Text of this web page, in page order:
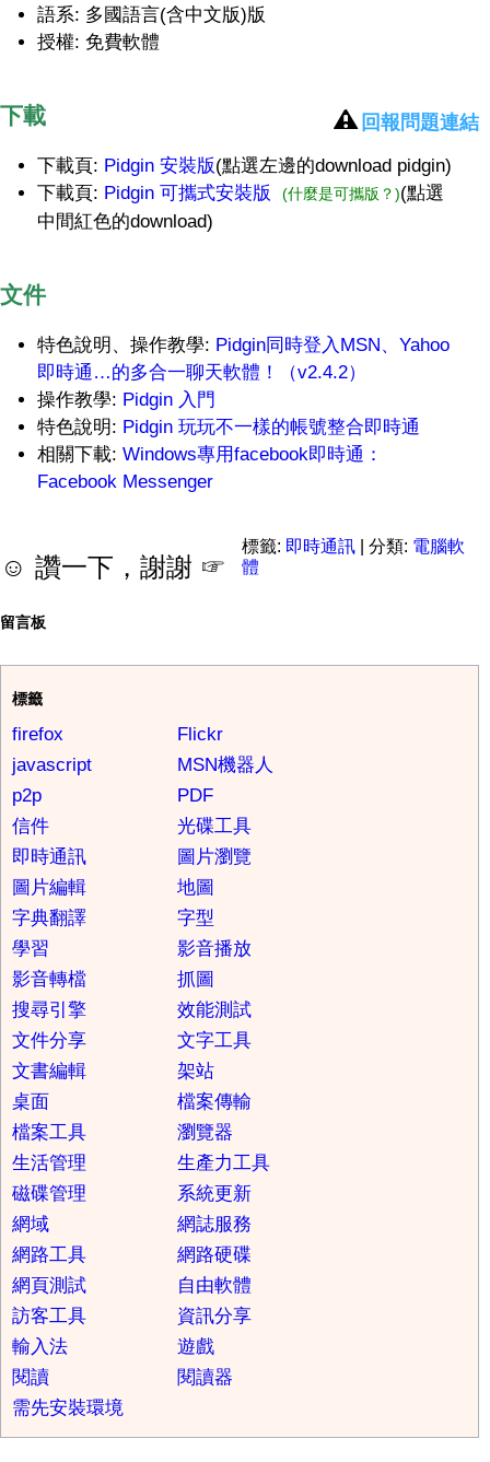
語系: 多國語言(含中文版)版
授權: 免費軟體
回報問題連結
下載
下載頁: Pidgin 安裝版(點選左邊的download pidgin)
下載頁: Pidgin 可攜式安裝版 (什麼是可攜版？)(點選
中間紅色的download)
文件
特色說明、操作教學: Pidgin同時登入MSN、Yahoo
即時通…的多合一聊天軟體！（v2.4.2）
操作教學: Pidgin 入門
特色說明: Pidgin 玩玩不一樣的帳號整合即時通
相關下載:Windows專用facebook即時通：
Facebook Messenger
☺ 讚一下，謝謝 ☞
標籤: 即時通訊 | 分類: 電腦軟
體
留言板
標籤
firefox
Flickr
javascript
MSN機器人
p2p
PDF
信件
光碟工具
即時通訊
圖片瀏覽
圖片編輯
地圖
字典翻譯
字型
學習
影音播放
影音轉檔
抓圖
搜尋引擎
效能測試
文件分享
文字工具
文書編輯
架站
桌面
檔案傳輸
檔案工具
瀏覽器
生活管理
生產力工具
磁碟管理
系統更新
網域
網誌服務
網路工具
網路硬碟
網頁測試
自由軟體
訪客工具
資訊分享
輸入法
遊戲
閱讀
閱讀器
需先安裝環境